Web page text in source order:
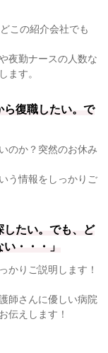
この紹介会社でも
夜勤ナースの人数な
ます。
ら復職したい。で
のか？突然のお休み
う情報をしっかりご
したい。でも、ど
・・・」
かりご説明します！
師さんに優しい病院
伝えします！